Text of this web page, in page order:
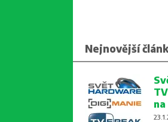
Nejnovější